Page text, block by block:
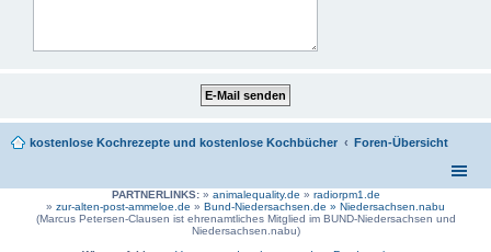
kostenlose Kochrezepte und kostenlose Kochbücher Foren-Übersicht
PARTNERLINKS:» animalequality.de » radiorpm1.de
» zur-alten-post-ammeloe.de » Bund-Niedersachsen.de » Niedersachsen.nabu
(Marcus Petersen-Clausen ist ehrenamtliches Mitglied im BUND-Niedersachsen und
Niedersachsen.nabu)